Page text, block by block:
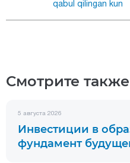
qabul qilingan kun
Смотрите также
5 августа 2026
Инвестиции в
фундамент